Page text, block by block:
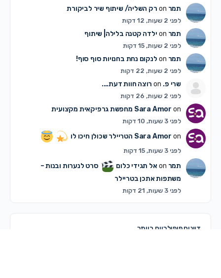
תמר רק השליה/ שיתוף שיר לביקורת
לפני 2 שעות, 12 דקות
תמר ילדה קטנה בלילה| שיתוף
לפני 2 שעות, 15 דקות
תמר לנקום נחת בחנויות סוף סוף!
לפני 2 שעות, 22 דקות
שרי פ.on רוצה חוות דעת….
לפני 2 שעות, 26 דקות
Sara Amor on מחפשת גרפיקאית מקצועית
לפני 3 שעות, 10 דקות
Sara Amor on הטריילר שכולן חיכו לו
לפני 3 שעות, 15 דקות
תמר אל תגידי כלום
סרט לנערות ובנות –
משתפות אתכן בטריילר
לפני 3 שעות, 21 דקות
דיונים פופולריים ביותר